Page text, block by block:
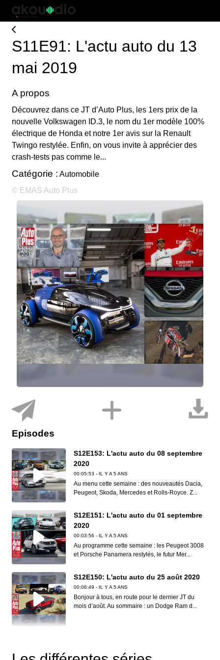
S11E91: L'actu auto du 13
mai 2019
A propos
Découvrez dans ce JT d’Auto Plus, les 1ers prix de la
nouvelle Volkswagen ID.3, le nom du 1er modèle 100%
électrique de Honda et notre 1er avis sur la Renault
Twingo restylée. Enfin, on vous invite à apprécier des
crash-tests pas comme le...
Catégorie : Automobile
© EMAS Auto Plus
Episodes
S12E153: L'actu auto du 08 septembre
2020
00:05:53 - IL Y A 5 ANS
Au menu cette semaine : des nouveautés Dacia,
Peugeot, Skoda, Mercedes et Rolls-Royce. Z...
S12E151: L'actu auto du 01 septembre
2020
00:03:56 - IL Y A 5 ANS
Au programme cette semaine : les Peugeot 3008
et Porsche Panamera restylés, le futur Mer...
S12E150: L'actu auto du 25 août 2020
00:06:49 - IL Y A 5 ANS
Bonjour à tous, en route pour le dernier JT du
mois d’août. Au sommaire : un Dodge Ram d...